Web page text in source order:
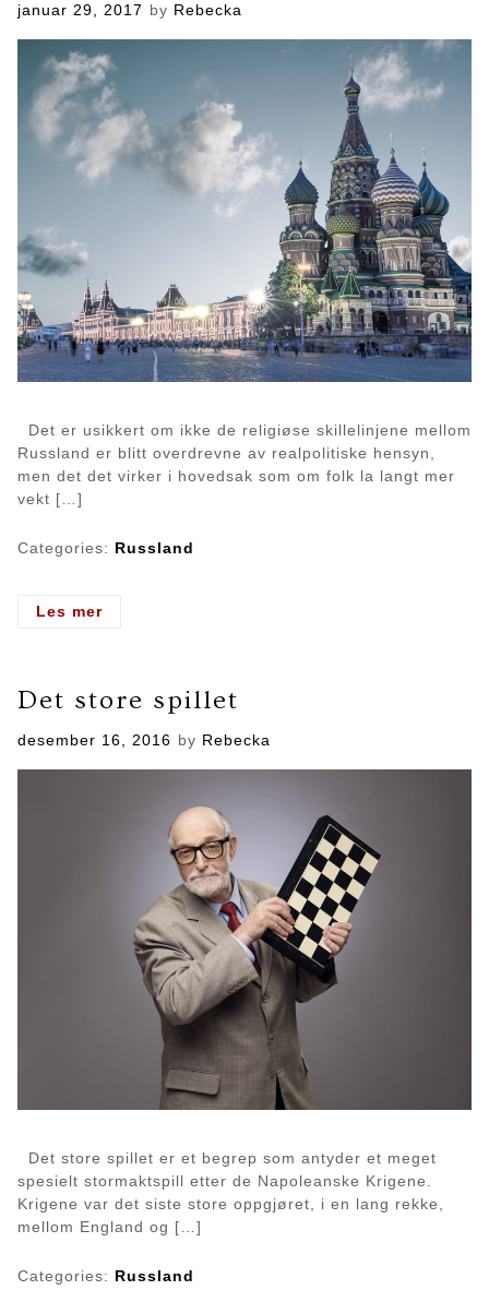
Posted
januar 29, 2017 by Rebecka
Det er usikkert om ikke de religiøse skillelinjene mellom
Russland er blitt overdrevne av realpolitiske hensyn,
men det det virker i hovedsak som om folk la langt mer
vekt […]
Categories: Russland
Les mer- Ortodoksi
Det store spillet
Posted
desember 16, 2016 by Rebecka
Det store spillet er et begrep som antyder et meget
spesielt stormaktspill etter de Napoleanske Krigene.
Krigene var det siste store oppgjøret, i en lang rekke,
mellom England og […]
Categories: Russland